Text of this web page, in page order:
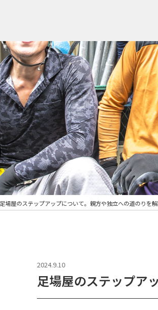
足場屋のステップアップについて。親方や独立への道のりを解
2024.9.10
足場屋のステップア